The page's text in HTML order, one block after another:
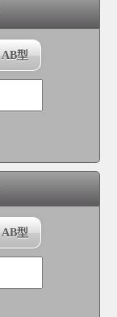
AB型
AB型